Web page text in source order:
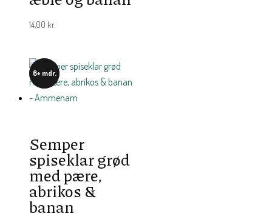
14,00 kr.
6+ mdr.
Semper
spiseklar grød
med pære,
abrikos &
banan